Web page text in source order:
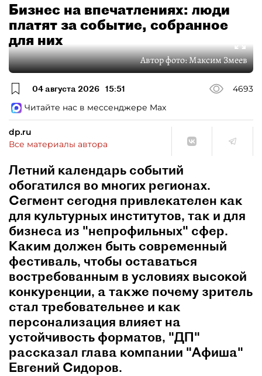
Бизнес на впечатлениях: люди
платят за событие, собранное
для них
Автор фото:Максим Змеев
04 августа 2026 15:51
4693
Читайте нас в мессенджере Max
dp.ru
Все материалы автора
Летний календарь событий
обогатился во многих регионах.
Сегмент сегодня привлекателен как
для культурных институтов, так и для
бизнеса из "непрофильных" сфер.
Каким должен быть современный
фестиваль, чтобы оставаться
востребованным в условиях высокой
конкуренции, а также почему зритель
стал требовательнее и как
персонализация влияет на
устойчивость форматов, "ДП"
рассказал глава компании "Афиша"
Евгений Сидоров.